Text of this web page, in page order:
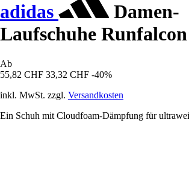
adidas
Damen-
Laufschuhe
Ab
55,82 CHF 33,32 CHF -40%
inkl. MwSt. zzgl. Versandkosten
Ein Schuh mit Cloudfoam-Dämpfung für